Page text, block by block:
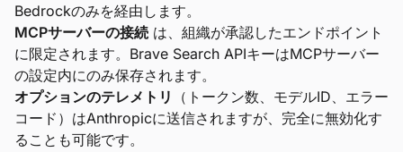
Bedrockのみを経由します。
MCPサーバーの接続 は、組織が承認したエンドポイント
に限定されます。Brave Search APIキーはMCPサーバー
の設定内にのみ保存されます。
オプションのテレメトリ
（トークン数、モデルID、エラー
コード）はAnthropicに送信されますが、完全に無効化す
ることも可能です。